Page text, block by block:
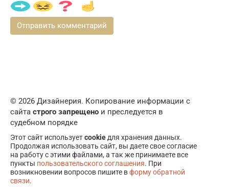
© 2026 Дизайнерия. Копирование информации с
сайта строго запрещено и преследуется в
судебном порядке
Этот сайт используетcookieдля хранения данных.
Продолжая использовать сайт, вы даете свое согласие
на работу с этими файлами, а так же принимаете все
пункты пользовательского соглашения. При
возникновении вопросов пишите вформу обратной
связи.